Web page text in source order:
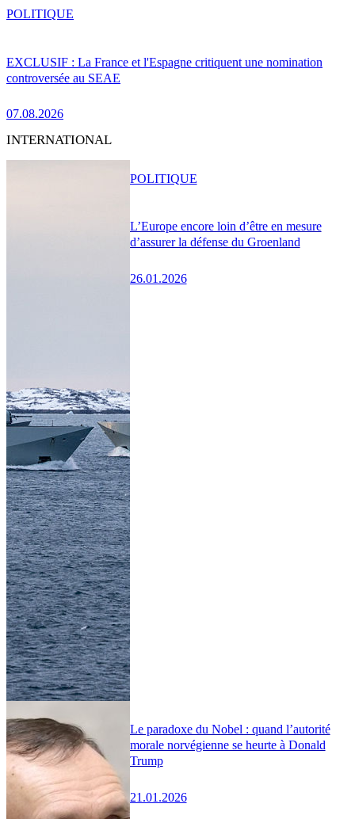
EXCLUSIF : La France et l'Espagne critiquent une nomination
controversée au SEAE
07.08.2026
POLITIQUE
INTERNATIONAL
L’Europe encore loin d’être en mesure
d’assurer la défense du Groenland
26.01.2026
POLITIQUE
Le paradoxe du Nobel : quand l’autorité
morale norvégienne se heurte à Donald
Trump
21.01.2026